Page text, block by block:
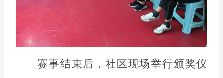
赛事结束后，社区现场举行颁奖仪